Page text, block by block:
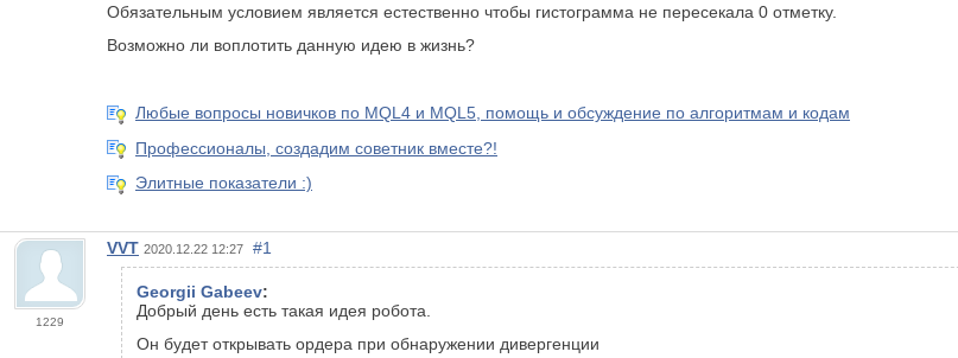
Обязательным условием является естественно чтобы гистограмма не пересекала 0 отметку.
Возможно ли воплотить данную идею в жизнь?
Любые вопросы новичков по MQL4 и MQL5, помощь и обсуждение по алгоритмам и кодам
Профессионалы, создадим советник вместе?!
Элитные показатели :)
1229
VVT 2020.12.22 12:27 #1
Georgii Gabeev:
Добрый день есть такая идея робота.
Он будет открывать ордера при обнаружении дивергенции